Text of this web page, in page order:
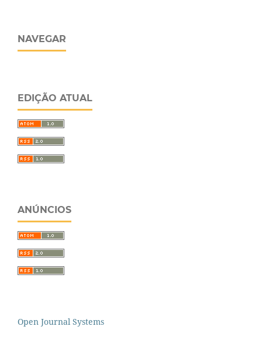
NAVEGAR
EDIÇÃO ATUAL
ANÚNCIOS
Open Journal Systems